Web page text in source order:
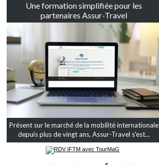
Une formation simplifiée pour les
partenaires Assur-Travel
Présent sur le marché de la mobilité internationale
depuis plus de vingt ans, Assur-Travel s'est...